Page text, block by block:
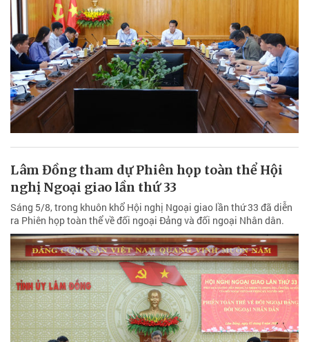
Lâm Đồng tham dự Phiên họp toàn thể Hội
nghị Ngoại giao lần thứ 33
Sáng 5/8, trong khuôn khổ Hội nghị Ngoại giao lần thứ 33 đã diễn
ra Phiên họp toàn thể về đối ngoại Đảng và đối ngoại Nhân dân.